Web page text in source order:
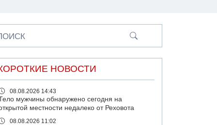
НОВОСТИ
08.08.2026 14:43
мужчины обнаружено сегодня на
местности недалеко от Реховота
08.08.2026 11:02